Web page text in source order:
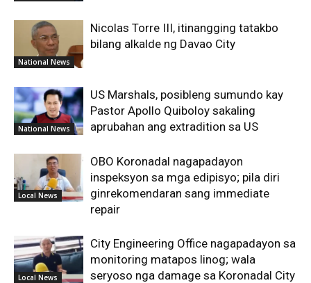
National News
Nicolas Torre III, itinangging tatakbo
bilang alkalde ng Davao City
National News
US Marshals, posibleng sumundo kay
Pastor Apollo Quiboloy sakaling
aprubahan ang extradition sa US
Local News
OBO Koronadal nagapadayon
inspeksyon sa mga edipisyo; pila diri
ginrekomendaran sang immediate
repair
Local News
City Engineering Office nagapadayon sa
monitoring matapos linog; wala
seryoso nga damage sa Koronadal City